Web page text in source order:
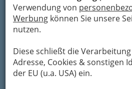
Verwendung von
Werbung können Sie unsere
nutzen.
Diese schließt die
Adresse, Cookies & sonstigen
der EU (u.a. USA) ein.
Karte anzeigen